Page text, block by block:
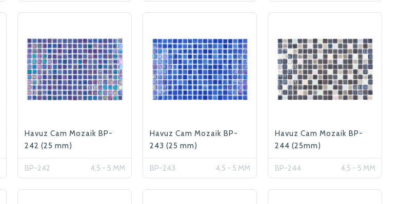
Havuz Cam Mozaik BP-
242 (25 mm)
BP-242 4,5 - 5 MM
Havuz Cam Mozaik BP-
243 (25 mm)
BP-243 4,5 - 5 MM
Havuz Cam Mozaik BP-
244 (25mm)
BP-244 4,5 - 5 MM